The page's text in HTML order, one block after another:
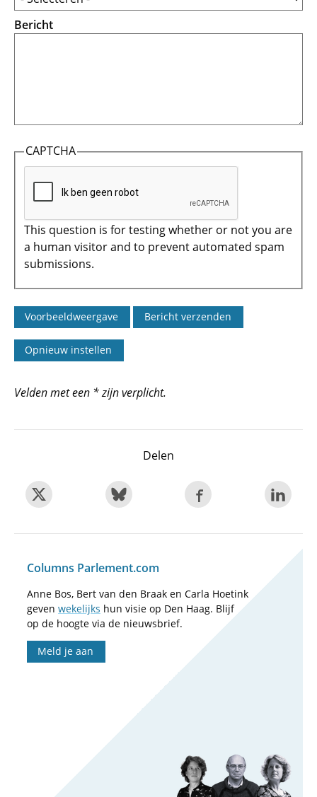
Bericht
CAPTCHA
This question is for testing whether or not you are
a human visitor and to prevent automated spam
submissions.
Velden met een * zijn verplicht.
Delen
Columns Parlement.com
Anne Bos, Bert van den Braak en Carla Hoetink
geven wekelijks hun visie op Den Haag. Blijf
op de hoogte via de nieuwsbrief.
Meld je aan